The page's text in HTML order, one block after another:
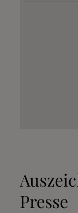
Presse